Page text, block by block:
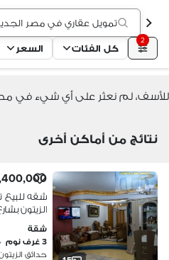
تمويل عقاري في مصر
2
كل الفئات السعر
للأسف، لم نعثر على أي شيء في مصر
نتائج من أماكن أخرى
3,400,000
شقه للبيع
الزيتون
شقة
3 غرف نوم
•
حدائق